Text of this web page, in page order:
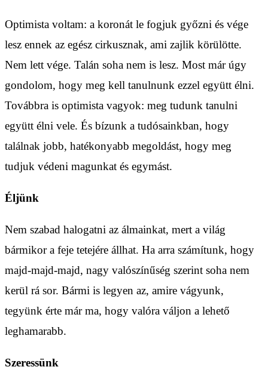
Optimista voltam: a koronát le fogjuk győzni és vége
lesz ennek az egész cirkusznak, ami zajlik körülötte.
Nem lett vége. Talán soha nem is lesz. Most már úgy
gondolom, hogy meg kell tanulnunk ezzel együtt élni.
Továbbra is optimista vagyok: meg tudunk tanulni
együtt élni vele. És bízunk a tudósainkban, hogy
találnak jobb, hatékonyabb megoldást, hogy meg
tudjuk védeni magunkat és egymást.
Éljünk
Nem szabad halogatni az álmainkat, mert a világ
bármikor a feje tetejére állhat. Ha arra számítunk, hogy
majd-majd-majd, nagy valószínűség szerint soha nem
kerül rá sor. Bármi is legyen az, amire vágyunk,
tegyünk érte már ma, hogy valóra váljon a lehető
leghamarabb.
Szeressünk